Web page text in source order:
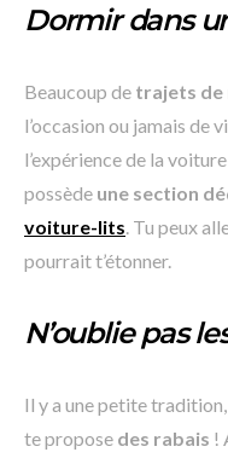
Dormir dans
Beaucoup de trajets de
l’occasion ou jamais de
l’expérience de la
possède une section
voiture-lits. Tu peux
pourrait t’étonner.
N’oublie pas
Il y a une petite tradition,
te propose des rabais !